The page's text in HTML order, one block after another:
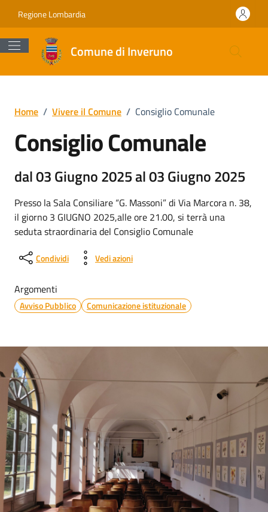
Regione Lombardia
Comune di Inveruno
Home / Vivere il Comune / Consiglio Comunale
Consiglio Comunale
dal 03 Giugno 2025 al 03 Giugno 2025
Presso la Sala Consiliare “G. Massoni” di Via Marcora n. 38,
il giorno 3 GIUGNO 2025,alle ore 21.00, si terrà una
seduta straordinaria del Consiglio Comunale
Condividi Vedi azioni
Argomenti
Avviso Pubblico Comunicazione istituzionale